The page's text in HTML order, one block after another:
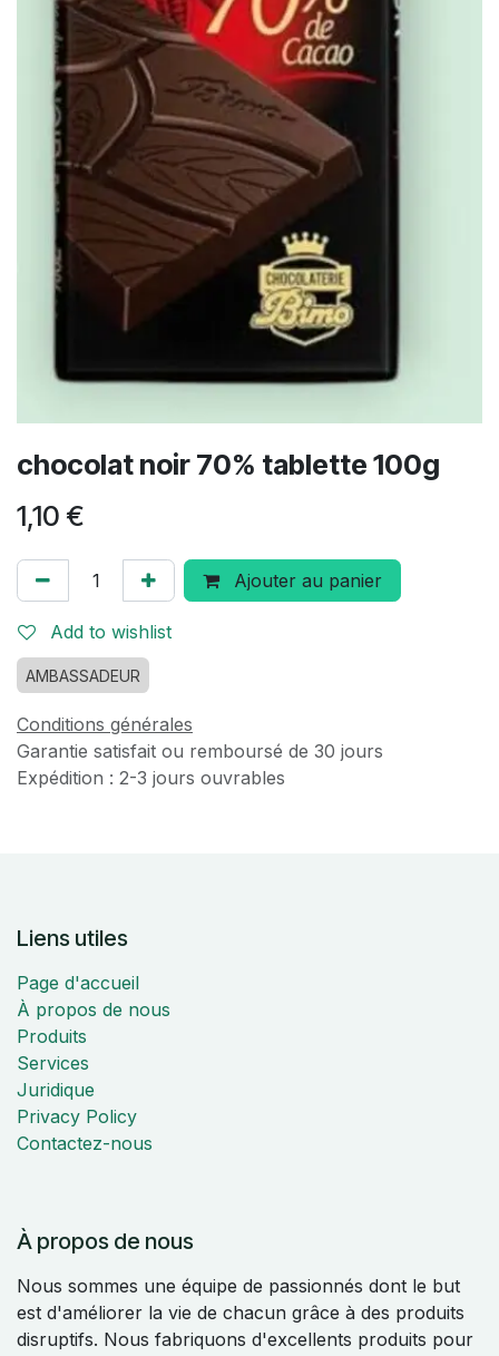
chocolat noir 70% tablette 100g
1,10 €
Ajouter au panier
Add to wishlist
AMBASSADEUR
Conditions générales
Garantie satisfait ou remboursé de 30 jours
Expédition : 2-3 jours ouvrables
Liens utiles
Page d'accueil
À propos de nous
Produits
Services
Juridique
Privacy Policy
Contactez-nous
À propos de nous
Nous sommes une équipe de passionnés dont le but
est d'améliorer la vie de chacun grâce à des produits
disruptifs. Nous fabriquons d'excellents produits pour